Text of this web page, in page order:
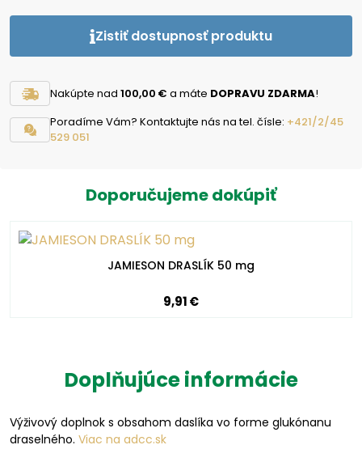
Zistiť dostupnosť produktu
Nakúpte nad 100,00 € a máte DOPRAVU ZDARMA!
Poradíme Vám? Kontaktujte nás na tel. čísle: +421/2/45
529 051
Doporučujeme dokúpiť
JAMIESON DRASLÍK 50 mg
9,91 €
Doplňujúce informácie
Výživový doplnok s obsahom daslíka vo forme glukónanu
draselného. Viac na adcc.sk